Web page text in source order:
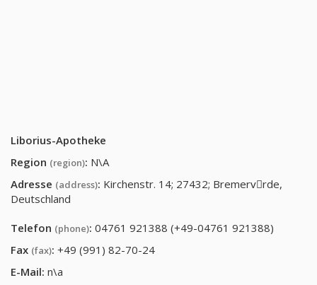
Liborius-Apotheke
Region (region): N\A
Adresse (address): Kirchenstr. 14; 27432; Bremervِrde,
Deutschland
Telefon (phone): 04761 921388 (+49-04761 921388)
Fax (fax): +49 (991) 82-70-24
E-Mail: n\a